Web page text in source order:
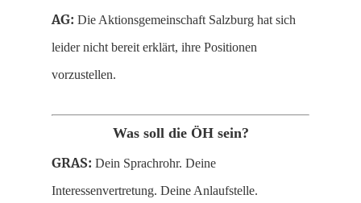
AG: Die Aktionsgemeinschaft Salzburg hat sich
leider nicht bereit erklärt, ihre Positionen
vorzustellen.
Was soll die ÖH sein?
GRAS: Dein Sprachrohr. Deine
Interessenvertretung. Deine Anlaufstelle.